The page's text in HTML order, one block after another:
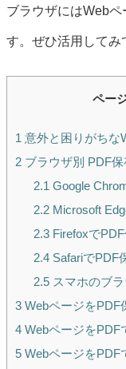
ブラウザにはWeb
す。ぜひ活用してみ
ペー
1 意外と困りがちな
2 ブラウザ別 PDF
2.1 Google
2.2Microsoft
2.3Firefoxで
2.4SafariでPDF
2.5スマホのブ
3 WebページをPDF
4 WebページをPDF
5 WebページをPDF